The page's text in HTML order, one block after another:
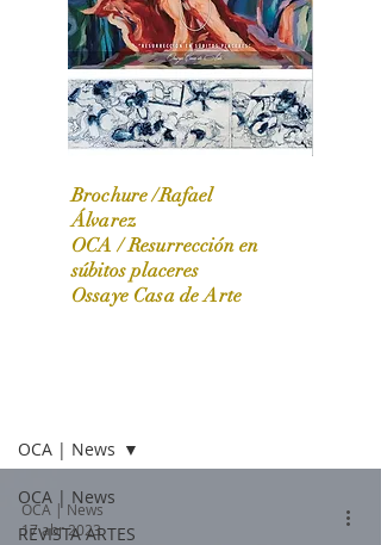
OCA|News 31 / Marzo-Abril / 2024
Brochure /Rafael
Álvarez
OCA /Resurrección en
súbitos placeres
Ossaye Casa de Arte
OCA | News
REVISTA ARTES
OCA | News
OCA | News
17 abr 2023